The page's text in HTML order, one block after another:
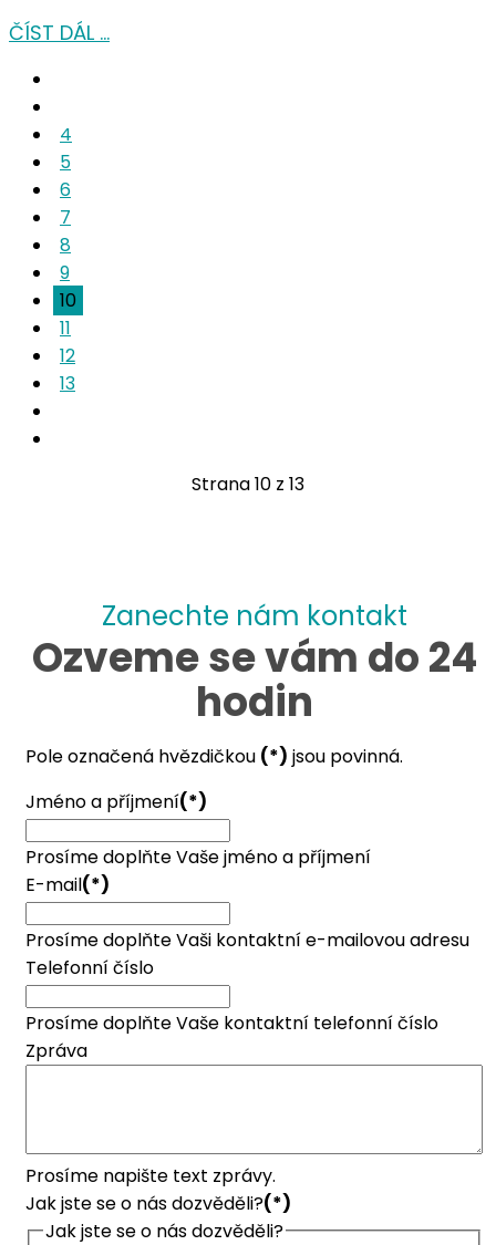
ČÍST DÁL …
4
5
6
7
8
9
10
11
12
13
Strana 10 z 13
Zanechte nám kontakt
Ozveme se vám do 24
hodin
Pole označená hvězdičkou (*) jsou povinná.
Jméno a příjmení(*)
Prosíme doplňte Vaše jméno a příjmení
E-mail(*)
Prosíme doplňte Vaši kontaktní e-mailovou adresu
Telefonní číslo
Prosíme doplňte Vaše kontaktní telefonní číslo
Zpráva
Prosíme napište text zprávy.
Jak jste se o nás dozvěděli?(*)
Jak jste se o nás dozvěděli?